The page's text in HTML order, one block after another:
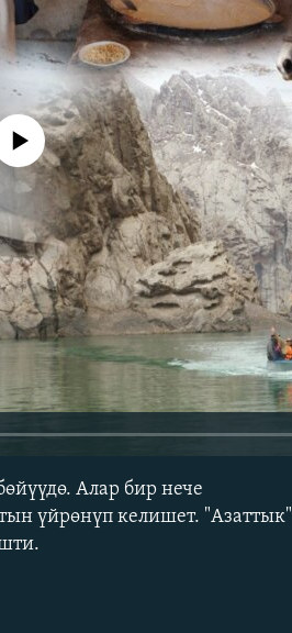
currently available
Алар бир нече
үйрөнүп келишет. "Азаттык"